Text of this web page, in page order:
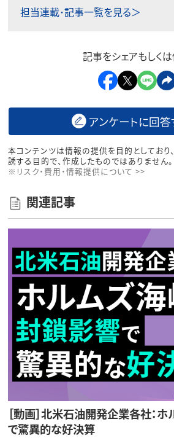
担当連載･記事一覧を見る＞
記事をシェアもしく
アンケートに回答
本コンテンツは情報の提供を目的としており
誘する目的で、作成したものではありません。
※リスク・費用・情報提供について >>
関連記事
［動画］北米石油開発企業各社：
で驚異的な好決算